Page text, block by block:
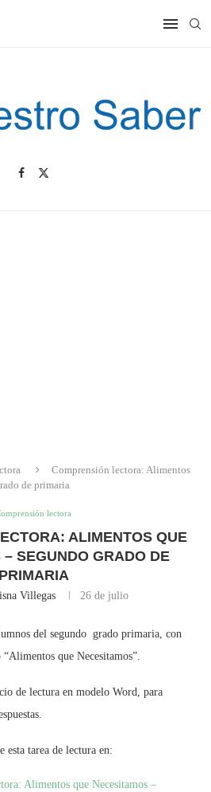
Comprensión lectora: Alimentos
de primaria
lectora
ALIMENTOS QUE
– SEGUNDO GRADO DE
PRIMARIA
Villegas 26 de julio
del segundo grado primaria, con
que Necesitamos”.
de lectura en modelo Word, para
esta tarea de lectura en:
Alimentos que Necesitamos –